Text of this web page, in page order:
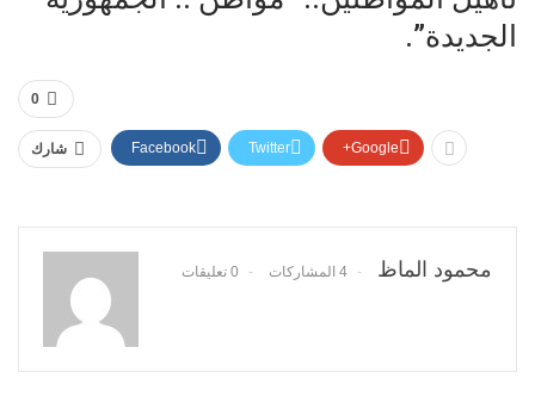
الجديدة”.
0
شارك Facebook Twitter Google+
محمود الماظ 4 المشاركات 0 تعليقات